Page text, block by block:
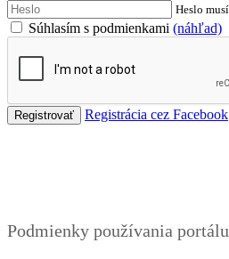
Heslo
Súhlasím s podmienkami (náhľad)
Registrácia cez Facebook
Podmienky používania portálu